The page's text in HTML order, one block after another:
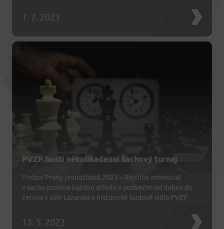
7. 7. 2023
PVZP hostí několikadenní šachový turnaj
Přebor Prahy jednotlivců 2023 – Rejfířův memoriál
v šachu probíhá každou středu v podvečer od dubna do
června v sále Lazarská v historické budově sídla PVZP.
13. 5. 2023